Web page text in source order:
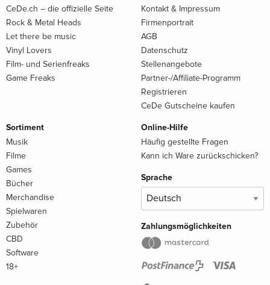
CeDe.ch – die offizielle Seite
Rock & Metal Heads
Let there be music
Vinyl Lovers
Film- und Serienfreaks
Game Freaks
Kontakt & Impressum
Firmenportrait
AGB
Datenschutz
Stellenangebote
Partner-/Affiliate-Programm
Registrieren
CeDe Gutscheine kaufen
Sortiment
Musik
Filme
Games
Bücher
Merchandise
Spielwaren
Zubehör
CBD
Software
18+
Online-Hilfe
Häufig gestellte Fragen
Kann ich Ware zurückschicken?
Sprache
Zahlungsmöglichkeiten